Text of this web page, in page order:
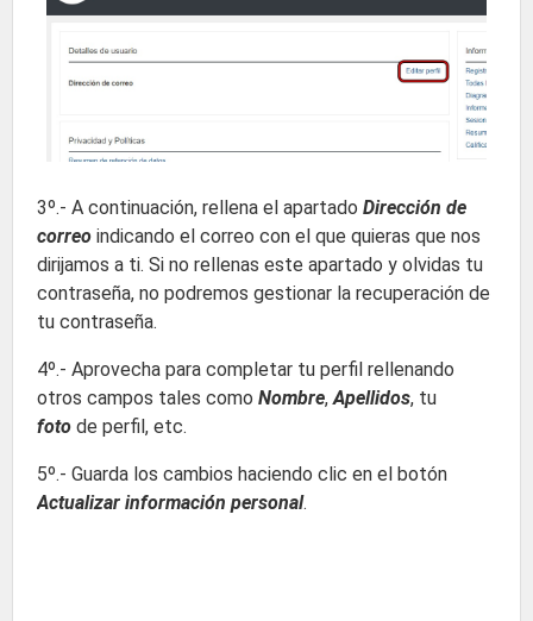
3º.- A continuación, rellena el apartado Dirección de
correo indicando el correo con el que quieras que nos
dirijamos a ti. Si no rellenas este apartado y olvidas tu
contraseña, no podremos gestionar la recuperación de
tu contraseña.
4º.- Aprovecha para completar tu perfil rellenando
otros campos tales como Nombre,Apellidos, tu
foto de perfil, etc.
5º.- Guarda los cambios haciendo clic en el botón
Actualizar información personal.